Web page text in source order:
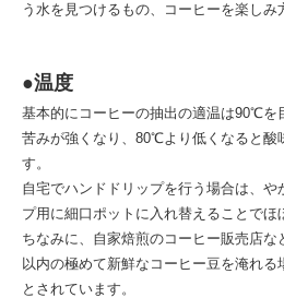
う水を見つけるもの、コーヒーを楽しみ
●温度
基本的にコーヒーの抽出の適温は90℃を
苦みが強くなり、80℃より低くなると酸
す。
自宅でハンドドリップを行う場合は、や
プ用に細口ポットに入れ替えることでほ
ちなみに、自家焙煎のコーヒー販売店な
以内の極めて新鮮なコーヒー豆を淹れ
とされています。